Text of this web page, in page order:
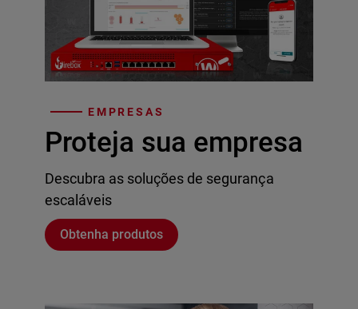
EMPRESAS
Proteja sua empresa
Descubra as soluções de segurança
escaláveis
Obtenha produtos